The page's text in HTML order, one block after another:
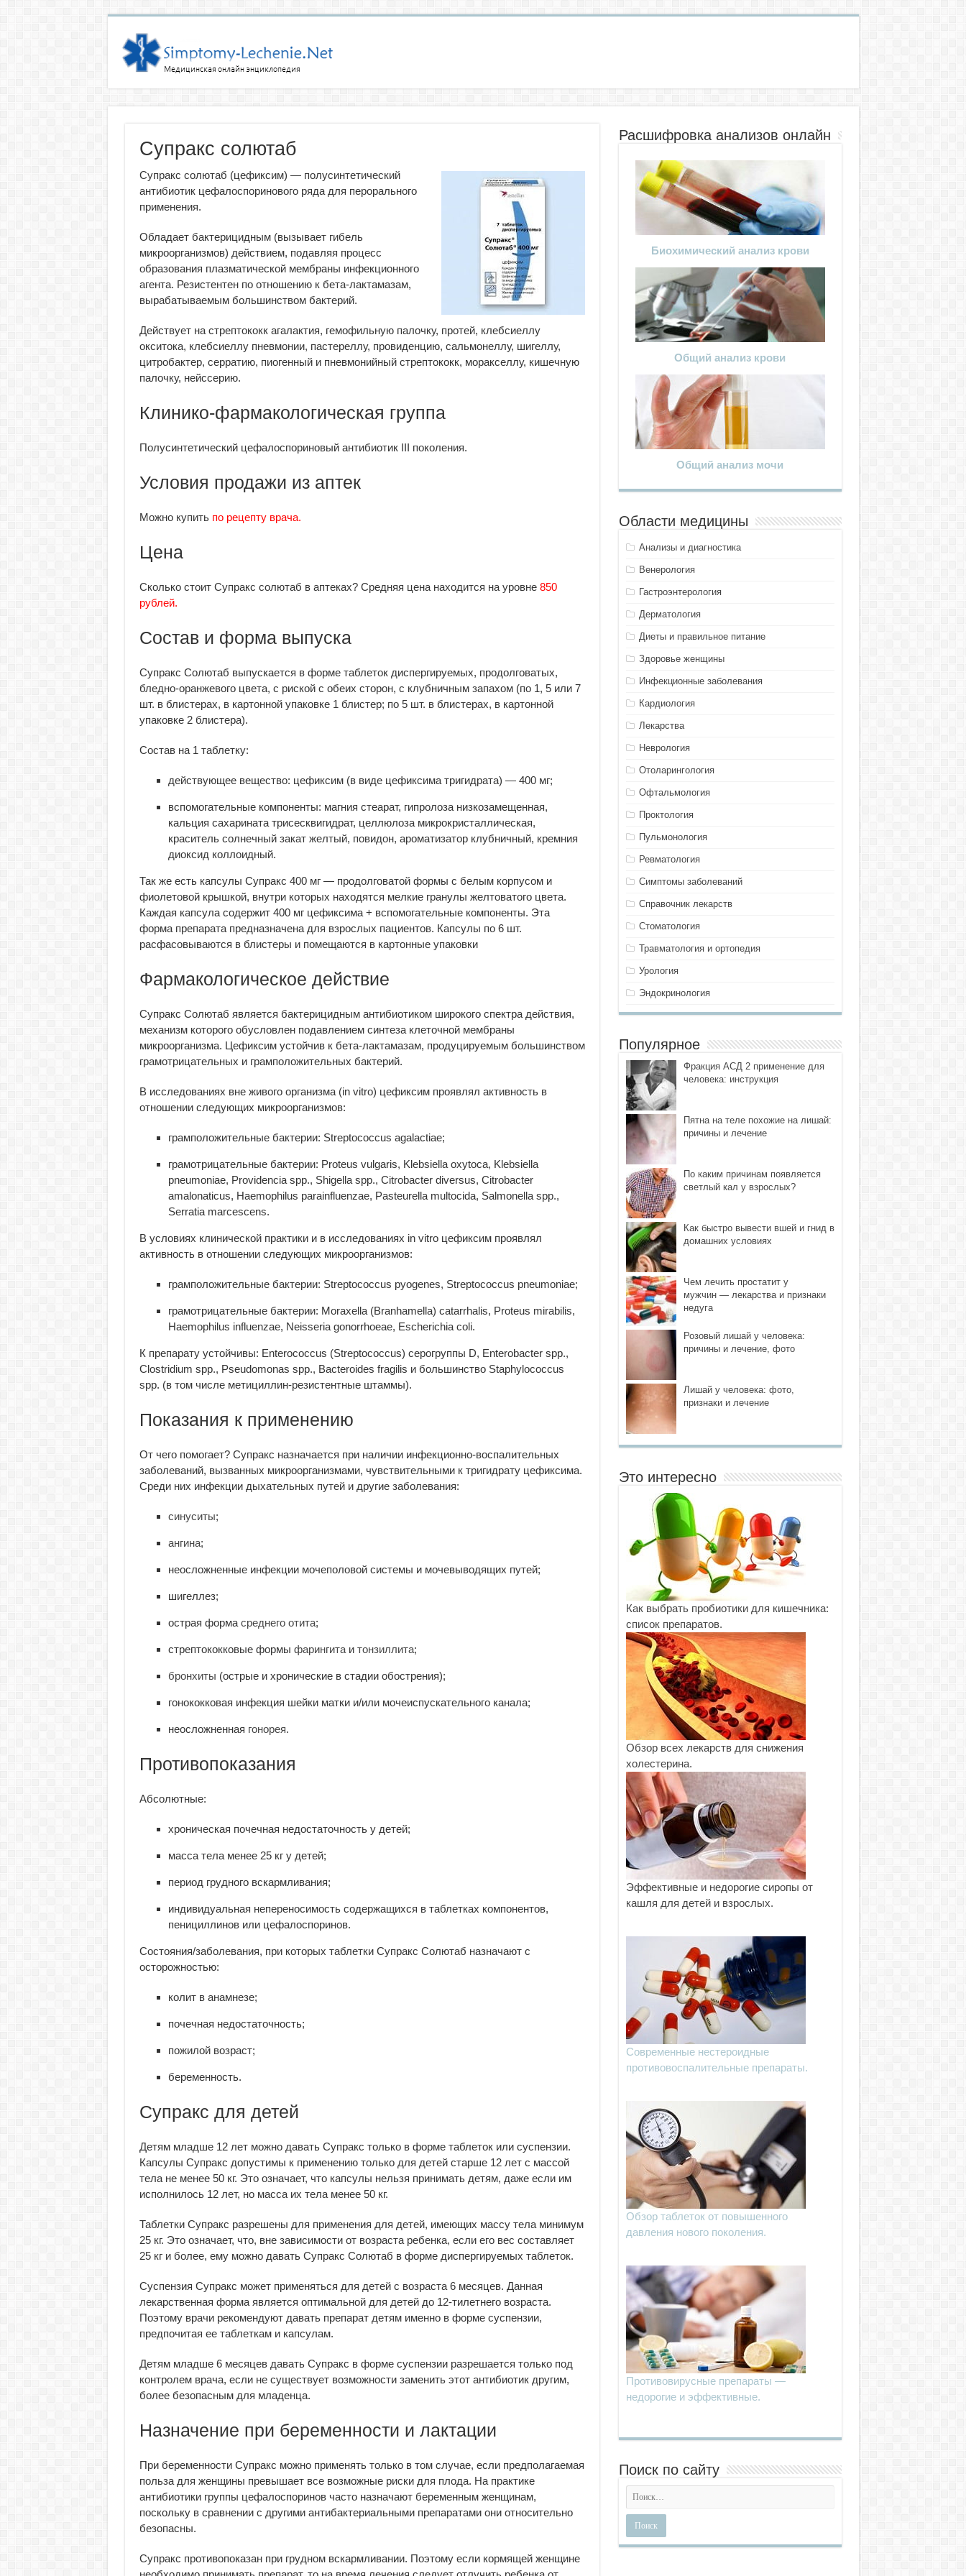
Супракс солютаб
Супракс солютаб (цефиксим) — полусинтетический
антибиотик цефалоспоринового ряда для перорального
применения.
Обладает бактерицидным (вызывает гибель
микроорганизмов) действием, подавляя процесс
образования плазматической мембраны инфекционного
агента. Резистентен по отношению к бета-лактамазам,
вырабатываемым большинством бактерий.
Действует на стрептококк агалактия, гемофильную палочку, протей, клебсиеллу
окситока, клебсиеллу пневмонии, пастереллу, провиденцию, сальмонеллу, шигеллу,
цитробактер, серратию, пиогенный и пневмонийный стрептококк, моракселлу, кишечную
палочку, нейссерию.
Клинико-фармакологическая группа
Полусинтетический цефалоспориновый антибиотик III поколения.
Условия продажи из аптек
Можно купить по рецепту врача.
Цена
Сколько стоит Супракс солютаб в аптеках? Средняя цена находится на уровне 850
рублей.
Состав и форма выпуска
Супракс Солютаб выпускается в форме таблеток диспергируемых, продолговатых,
бледно-оранжевого цвета, с риской с обеих сторон, с клубничным запахом (по 1, 5 или 7
шт. в блистерах, в картонной упаковке 1 блистер; по 5 шт. в блистерах, в картонной
упаковке 2 блистера).
Состав на 1 таблетку:
действующее вещество: цефиксим (в виде цефиксима тригидрата) — 400 мг;
вспомогательные компоненты: магния стеарат, гипролоза низкозамещенная,
кальция сахарината трисесквигидрат, целлюлоза микрокристаллическая,
краситель солнечный закат желтый, повидон, ароматизатор клубничный, кремния
диоксид коллоидный.
Так же есть капсулы Супракс 400 мг — продолговатой формы с белым корпусом и
фиолетовой крышкой, внутри которых находятся мелкие гранулы желтоватого цвета.
Каждая капсула содержит 400 мг цефиксима + вспомогательные компоненты. Эта
форма препарата предназначена для взрослых пациентов. Капсулы по 6 шт.
расфасовываются в блистеры и помещаются в картонные упаковки
Фармакологическое действие
Супракс Солютаб является бактерицидным антибиотиком широкого спектра действия,
механизм которого обусловлен подавлением синтеза клеточной мембраны
микроорганизма. Цефиксим устойчив к бета-лактамазам, продуцируемым большинством
грамотрицательных и грамположительных бактерий.
В исследованиях вне живого организма (in vitro) цефиксим проявлял активность в
отношении следующих микроорганизмов:
грамположительные бактерии: Streptococcus agalactiae;
грамотрицательные бактерии: Proteus vulgaris, Klebsiella oxytoca, Klebsiella
pneumoniae, Providencia spp., Shigella spp., Citrobacter diversus, Citrobacter
amalonaticus, Haemophilus parainfluenzae, Pasteurella multocida, Salmonella spp.,
Serratia marcescens.
В условиях клинической практики и в исследованиях in vitro цефиксим проявлял
активность в отношении следующих микроорганизмов:
грамположительные бактерии: Streptococcus pyogenes, Streptococcus pneumoniae;
грамотрицательные бактерии: Moraxella (Branhamella) catarrhalis, Proteus mirabilis,
Haemophilus influenzae, Neisseria gonorrhoeae, Escherichia coli.
К препарату устойчивы: Enterococcus (Streptococcus) серогруппы D, Enterobacter spp.,
Clostridium spp., Pseudomonas spp., Bacteroides fragilis и большинство Staphylococcus
spp. (в том числе метициллин-резистентные штаммы).
Показания к применению
От чего помогает? Супракс назначается при наличии инфекционно-воспалительных
заболеваний, вызванных микроорганизмами, чувствительными к тригидрату цефиксима.
Среди них инфекции дыхательных путей и другие заболевания:
синуситы;
ангина;
неосложненные инфекции мочеполовой системы и мочевыводящих путей;
шигеллез;
острая форма среднего отита;
стрептококковые формы фарингитаи тонзиллита;
бронхиты (острые и хронические в стадии обострения);
гонококковая инфекция шейки матки и/или мочеиспускательного канала;
неосложненная гонорея.
Противопоказания
Абсолютные:
хроническая почечная недостаточность у детей;
масса тела менее 25 кг у детей;
период грудного вскармливания;
индивидуальная непереносимость содержащихся в таблетках компонентов,
пенициллинов или цефалоспоринов.
Состояния/заболевания, при которых таблетки Супракс Солютаб назначают с
осторожностью:
колит в анамнезе;
почечная недостаточность;
пожилой возраст;
беременность.
Супракс для детей
Детям младше 12 лет можно давать Супракс только в форме таблеток или суспензии.
Капсулы Супракс допустимы к применению только для детей старше 12 лет с массой
тела не менее 50 кг. Это означает, что капсулы нельзя принимать детям, даже если им
исполнилось 12 лет, но масса их тела менее 50 кг.
Таблетки Супракс разрешены для применения для детей, имеющих массу тела минимум
25 кг. Это означает, что, вне зависимости от возраста ребенка, если его вес составляет
25 кг и более, ему можно давать Супракс Солютаб в форме диспергируемых таблеток.
Суспензия Супракс может применяться для детей с возраста 6 месяцев. Данная
лекарственная форма является оптимальной для детей до 12-тилетнего возраста.
Поэтому врачи рекомендуют давать препарат детям именно в форме суспензии,
предпочитая ее таблеткам и капсулам.
Детям младше 6 месяцев давать Супракс в форме суспензии разрешается только под
контролем врача, если не существует возможности заменить этот антибиотик другим,
более безопасным для младенца.
Назначение при беременности и лактации
При беременности Супракс можно применять только в том случае, если предполагаемая
польза для женщины превышает все возможные риски для плода. На практике
антибиотики группы цефалоспоринов часто назначают беременным женщинам,
поскольку в сравнении с другими антибактериальными препаратами они относительно
безопасны.
Супракс противопоказан при грудном вскармливании. Поэтому если кормящей женщине
Расшифровка анализов онлайн
Биохимический анализ крови
Общий анализ крови
Общий анализ мочи
Области медицины
Анализы и диагностика
Венерология
Гастроэнтерология
Дерматология
Диеты и правильное питание
Здоровье женщины
Инфекционные заболевания
Кардиология
Лекарства
Неврология
Отоларингология
Офтальмология
Проктология
Пульмонология
Ревматология
Симптомы заболеваний
Справочник лекарств
Стоматология
Травматология и ортопедия
Урология
Эндокринология
Популярное
Фракция АСД 2 применение для
человека: инструкция
Пятна на теле похожие на лишай:
причины и лечение
По каким причинам появляется
светлый кал у взрослых?
Как быстро вывести вшей и гнид в
домашних условиях
Чем лечить простатит у
мужчин — лекарства и признаки
недуга
Розовый лишай у человека:
причины и лечение, фото
Лишай у человека: фото,
признаки и лечение
Это интересно
Как выбрать пробиотики для кишечника:
список препаратов.
Обзор всех лекарств для снижения
холестерина.
Эффективные и недорогие сиропы от
кашля для детей и взрослых.
Современные нестероидные
противовоспалительные препараты.
Обзор таблеток от повышенного
давления нового поколения.
Противовирусные препараты —
недорогие и эффективные.
Поиск по сайту